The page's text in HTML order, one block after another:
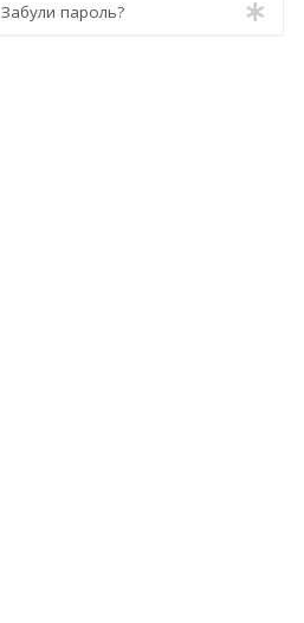
Забули пароль?